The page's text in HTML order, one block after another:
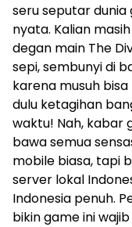
seru seputar dunia
nyata. Kalian
degan main The
sepi, sembunyi di
karena musuh
dulu ketagihan
waktu! Nah, kabar
bawa semua
mobile biasa, tapi
server lokal
Indonesia penuh.
bikin game ini